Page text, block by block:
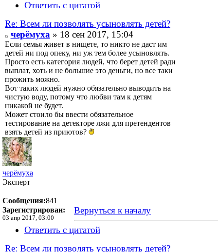
Ответить с цитатой
Re: Всем ли позволять усыновлять детей?
черёмуха» 18 сен 2017, 15:04
Если семья живет в нищете, то никто не даст им
детей ни под опеку, ни уж тем более усыновлять.
Просто есть категория людей, что берет детей ради
выплат, хоть и не большие это деньги, но все таки
прожить можно.
Вот таких людей нужно обязательно выводить на
чистую воду, потому что любви там к детям
никакой не будет.
Может стоило бы ввести обязательное
тестирование на детекторе лжи для претендентов
взять детей из приютов?
черёмуха
Эксперт
Сообщения:841
Зарегистрирован:
03 апр 2017, 03:00
Вернуться к началу
Ответить с цитатой
Re: Всем ли позволять усыновлять детей?